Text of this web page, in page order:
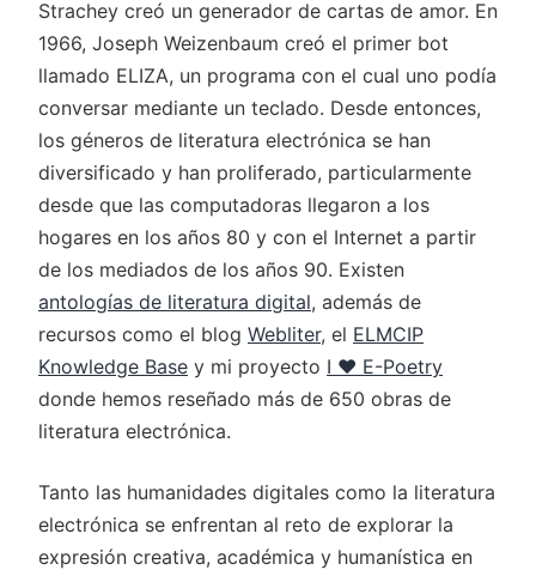
Strachey creó un generador de cartas de amor. En
1966, Joseph Weizenbaum creó el primer bot
llamado ELIZA, un programa con el cual uno podía
conversar mediante un teclado. Desde entonces,
los géneros de literatura electrónica se han
diversificado y han proliferado, particularmente
desde que las computadoras llegaron a los
hogares en los años 80 y con el Internet a partir
de los mediados de los años 90. Existen
antologías de literatura digital, además de
recursos como el blog Webliter, el ELMCIP
Knowledge Base y mi proyecto I ♥ E-Poetry
donde hemos reseñado más de 650 obras de
literatura electrónica.
Tanto las humanidades digitales como la literatura
electrónica se enfrentan al reto de explorar la
expresión creativa, académica y humanística en